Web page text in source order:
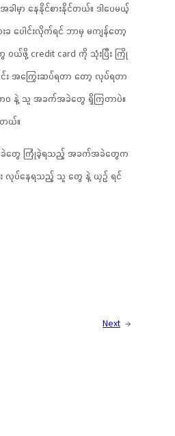
မှာ နေနိုင်စားနိုင်တယ်။ ဒါပေမယ့်
းခ ပေါင်းလိုက်ရင် ဘာမှ မကျန်တော့
ဝယ်ဖို့ credit card ကို သုံးပြီး ကြို
ျင်း အကြွေးဆပ်ရတာ တော့ လုပ်ရတာ
နဲ့ သူ အခက်အခဲတွေ ရှိကြတာပဲ။
တယ်။
တွေ ကြုံခဲ့ရသည့် အခက်အခဲတွေက
လုပ်နေရသည့် သူ တွေ နဲ့ ယှဥ် ရင်
Next →